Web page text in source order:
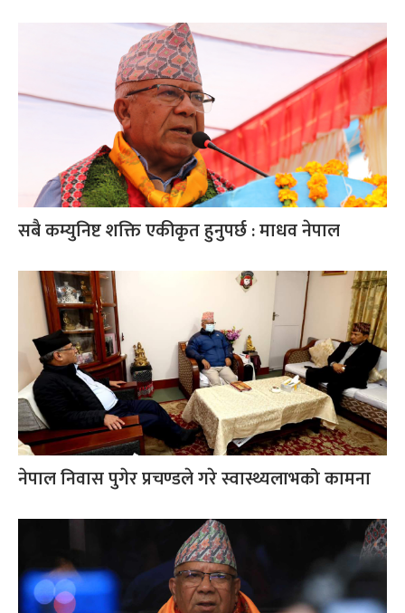
सबै कम्युनिष्ट शक्ति एकीकृत हुनुपर्छ : माधव नेपाल
नेपाल निवास पुगेर प्रचण्डले गरे स्वास्थ्यलाभको कामना